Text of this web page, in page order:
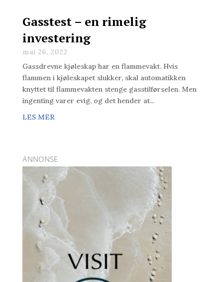
Gasstest – en rimelig
investering
mai 26, 2022
Gassdrevne kjøleskap har en flammevakt. Hvis
flammen i kjøleskapet slukker, skal automatikken
knyttet til flammevakten stenge gasstilførselen. Men
ingenting varer evig, og det hender at...
LES MER